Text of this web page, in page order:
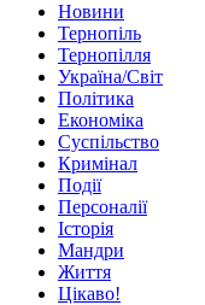
Новини
Тернопіль
Тернопілля
Україна/Світ
Політика
Економіка
Суспільство
Кримінал
Події
Персоналії
Історія
Мандри
Життя
Цікаво!